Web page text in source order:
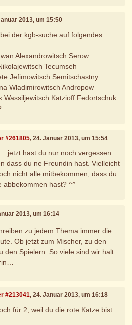
2013, um 15:50
der kgb-suche auf folgendes
Alexandrowitsch Serow
Tecumseh
Jefimowitsch Semitschastny
Wladimirowitsch Andropow
Wassiljewitsch Katzioff Fedortschuk
#261805, 24. Januar 2013, um 15:54
hast du nur noch vergessen
dass du ne Freundin hast. Vielleicht
nicht alle mitbekommen, dass du
abbekommen hast? ^^
2013, um 16:14
zu jedem Thema immer die
Ob jetzt zum Mischer, zu den
den Spielern. So viele sind wir halt
#213041, 24. Januar 2013, um 16:18
für 2, weil du die rote Katze bist